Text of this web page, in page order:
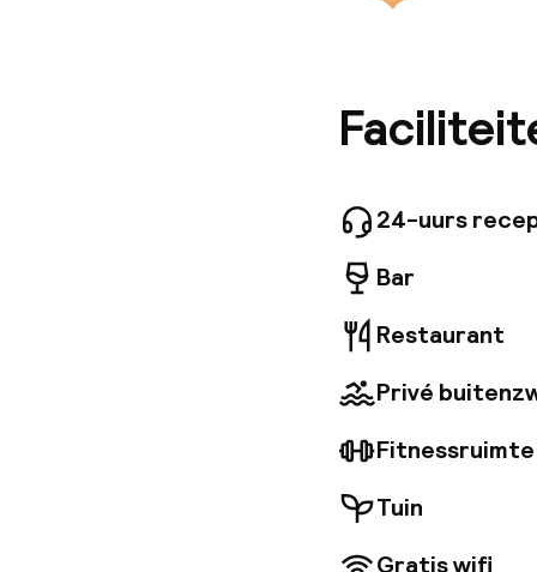
zodat je
zult
laten
reeks
groen
24-uurs
Bar
Restaurant
Privé
Tuin
Gratis wifi